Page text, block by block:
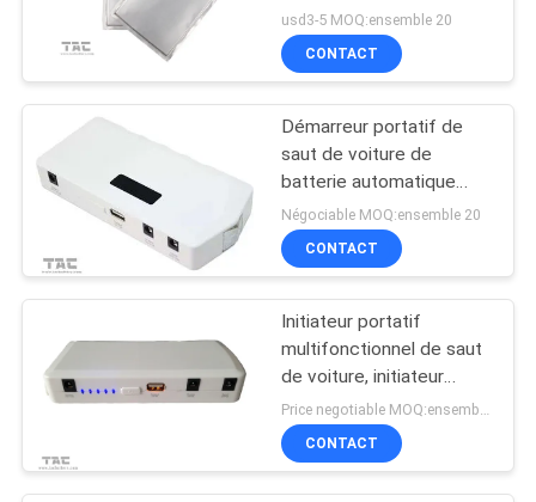
DEMANDEZ
UNE
CITATION
PLAN
SITE
PRIVACY
POLICY
Lifepo4 de saut de
voiture du lithium
3600mah
usd3-5 MOQ:ensemble 20
CONTACT
Démarreur portatif de
saut de voiture de
batterie automatique
avec le marteau
d'affichage et d'évasion
Négociable MOQ:ensemble 20
CONTACT
Initiateur portatif
multifonctionnel de saut
de voiture, initiateur
automatique de saut de
secours de voiture
CONTACT